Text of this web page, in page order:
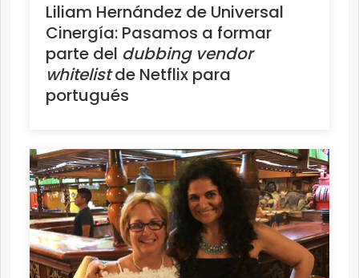
Liliam Hernández de Universal
Cinergía: Pasamos a formar
parte del dubbing vendor
whitelistde Netflix para
portugués